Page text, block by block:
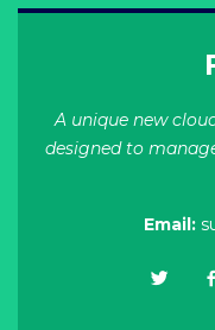
A unique new
designed to
Email: